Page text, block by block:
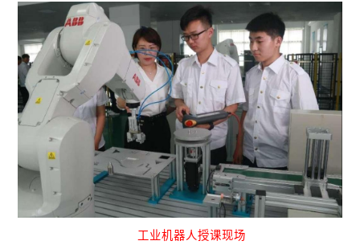
工业机器人授课现场